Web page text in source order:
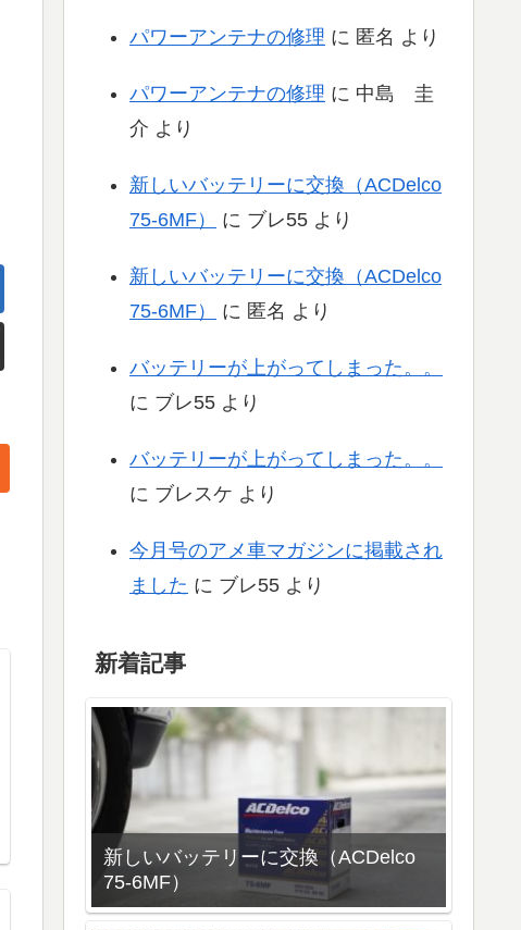
パワーアンテナの修理 に 匿名 より
パワーアンテナの修理 に 中島 圭
介 より
新しいバッテリーに交換（ACDelco
75-6MF）
に ブレ55 より
新しいバッテリーに交換（ACDelco
75-6MF）
に 匿名 より
バッテリーが上がってしまった。。
に ブレ55 より
バッテリーが上がってしまった。。
に ブレスケ より
今月号のアメ車マガジンに掲載され
ました に ブレ55 より
新着記事
新しいバッテリーに交換（ACDelco
75-6MF）